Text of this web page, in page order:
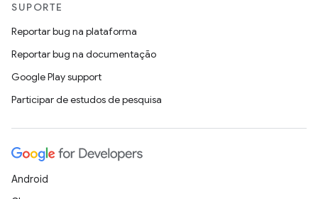
SUPORTE
Reportar bug na plataforma
Reportar bug na documentação
Google Play support
Participar de estudos de pesquisa
Android